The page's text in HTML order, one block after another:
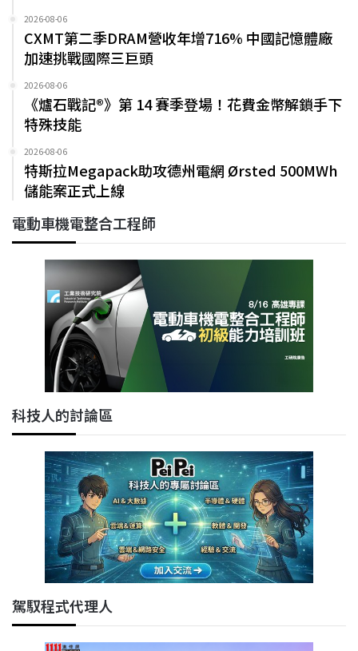
2026-08-06
CXMT第二季DRAM營收年增716% 中國記憶體廠
加速挑戰國際三巨頭
2026-08-06
《爐石戰記®》第 14 賽季登場！花費金幣解鎖手下
特殊技能
2026-08-06
特斯拉Megapack助攻德州電網 Ørsted 500MWh
儲能案正式上線
電動車機電整合工程師
科技人的討論區
駕馭程式代理人